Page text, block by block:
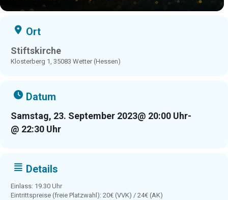
Ort
Stiftskirche
Klosterberg 1, 35083 Wetter (Hessen)
Datum
Samstag, 23. September 2023@ 20:00 Uhr-
@ 22:30 Uhr
Details
Einlass: 19.30 Uhr
Eintrittspreise (freie Platzwahl): 20€ (VVK) / 24€ (AK)